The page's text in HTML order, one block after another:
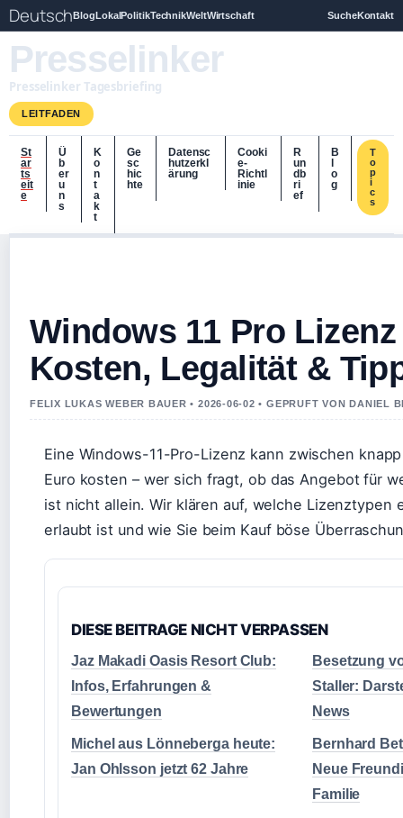
DeutschBlogLokalPolitikTechnikWeltWirtschaft SucheKontakt
Presselinker
Presselinker Tagesbriefing
LEITFADEN
St
ar
ts
eit
e
Ü
b
er
u
n
s
K
o
n
t
a
k
t
Ge
sc
hic
hte
Datensc
hutzerkl
ärung
Cooki
e-
Richtl
inie
R
un
db
ri
ef
B
o
g
T
o
p
i
c
s
Windows 11 Pro
Kosten, Legalität &
FELIX LUKAS WEBER BAUER • 2026-06-02 • GEPRUFT VON DANIEL
Eine Windows-11-Pro-Lizenz kann zwischen
Euro kosten – wer sich fragt, ob das Angebot für
ist nicht allein. Wir klären auf, welche Lizenztypen
erlaubt ist und wie Sie beim Kauf böse
DIESE BEITRAGE NICHT VERPASSEN
Jaz Makadi Oasis Resort Club:
Infos, Erfahrungen &
Bewertungen
Besetzung
Staller:
News
Michel aus Lönneberga heute:
Jan Ohlsson jetzt 62 Jahre
Bernhard
Neue
Familie